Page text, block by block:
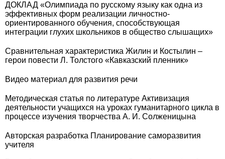
ДОКЛАД «Олимпиада по русскому языку как одна из
эффективных форм реализации личностно-
ориентированного обучения, способствующая
интеграции глухих школьников в общество слышащих»
Сравнительная характеристика Жилин и Костылин –
герои повести Л. Толстого «Кавказский пленник»
Видео материал для развития речи
Методическая статья по литературе Активизация
деятельности учащихся на уроках гуманитарного цикла в
процессе изучения творчества А. И. Солженицына
Авторская разработка Планирование саморазвития
учителя